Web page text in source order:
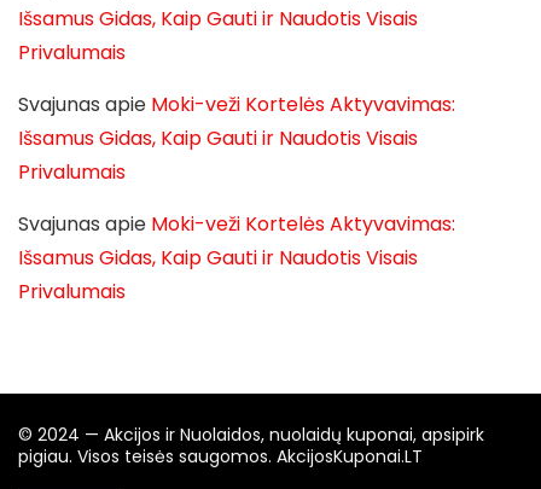
Išsamus Gidas, Kaip Gauti ir Naudotis Visais
Privalumais
Svajunas apie Moki-veži Kortelės Aktyvavimas:
Išsamus Gidas, Kaip Gauti ir Naudotis Visais
Privalumais
Svajunas apie Moki-veži Kortelės Aktyvavimas:
Išsamus Gidas, Kaip Gauti ir Naudotis Visais
Privalumais
© 2024 — Akcijos ir Nuolaidos, nuolaidų kuponai, apsipirk
pigiau. Visos teisės saugomos. AkcijosKuponai.LT